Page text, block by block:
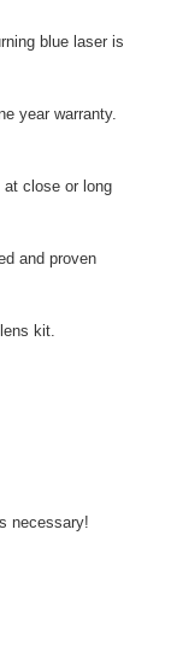
blue laser is
year warranty.
close or long
and proven
kit.
necessary!